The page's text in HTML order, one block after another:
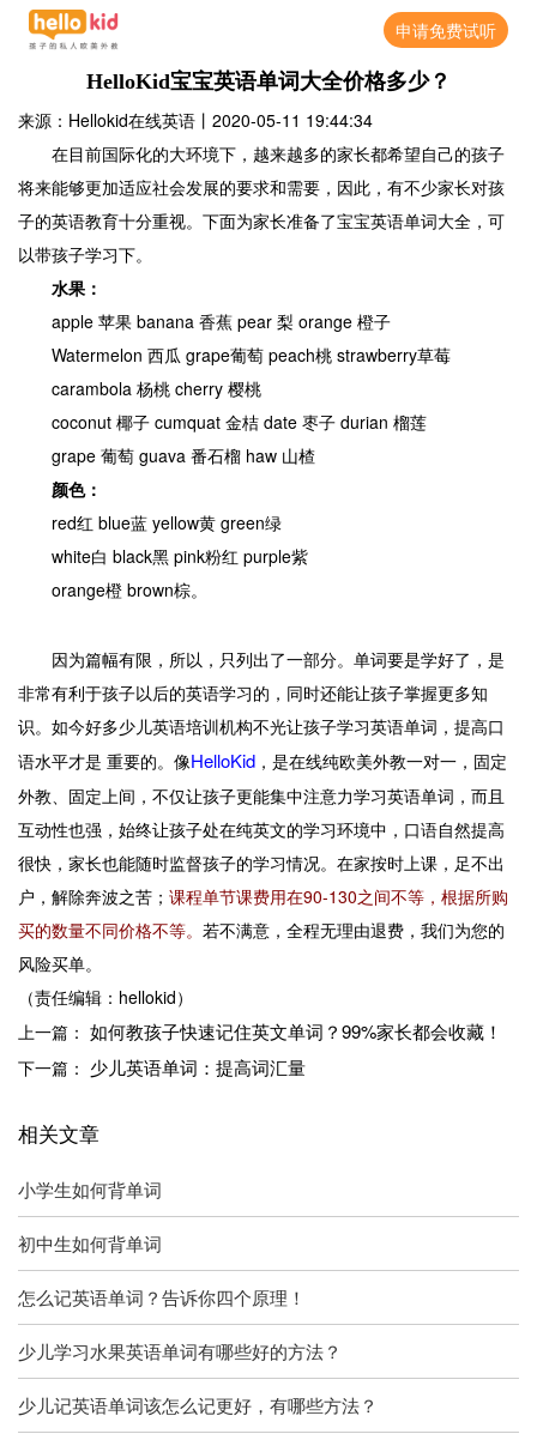
申请免费试听
HelloKid宝宝英语单词大全价格多少？
来源：Hellokid在线英语 丨 2020-05-11 19:44:34
在目前国际化的大环境下，越来越多的家长都希望自己的孩子
将来能够更加适应社会发展的要求和需要，因此，有不少家长对孩
子的英语教育十分重视。下面为家长准备了宝宝英语单词大全，可
以带孩子学习下。
水果：
apple 苹果 banana 香蕉 pear 梨 orange 橙子
Watermelon 西瓜 grape葡萄 peach桃 strawberry草莓
carambola 杨桃 cherry 樱桃
coconut 椰子 cumquat 金桔 date 枣子 durian 榴莲
grape 葡萄 guava 番石榴 haw 山楂
颜色：
red红 blue蓝 yellow黄 green绿
white白 black黑 pink粉红 purple紫
orange橙 brown棕。
因为篇幅有限，所以，只列出了一部分。单词要是学好了，是
非常有利于孩子以后的英语学习的，同时还能让孩子掌握更多知
识。如今好多少儿英语培训机构不光让孩子学习英语单词，提高口
语水平才是 重要的。像HelloKid ，是在线纯欧美外教一对一，固定
外教、固定上间，不仅让孩子更能集中注意力学习英语单词，而且
互动性也强，始终让孩子处在纯英文的学习环境中，口语自然提高
很快，家长也能随时监督孩子的学习情况。在家按时上课，足不出
户，解除奔波之苦； 课程单节课费用在90-130之间不等，根据所购
买的数量不同价格不等。 若不满意，全程无理由退费，我们为您的
风险买单。
（责任编辑：hellokid）
上一篇： 如何教孩子快速记住英文单词？99%家长都会收藏！
下一篇： 少儿英语单词：提高词汇量
相关文章
小学生如何背单词
初中生如何背单词
怎么记英语单词？告诉你四个原理！
少儿学习水果英语单词有哪些好的方法？
少儿记英语单词该怎么记更好，有哪些方法？